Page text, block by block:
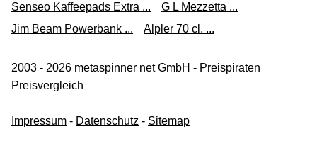
Senseo Kaffeepads Extra ...
G L Mezzetta ...
Jim Beam Powerbank ...
Alpler 70 cl. ...
2003 - 2026 metaspinner net GmbH - Preispiraten
Preisvergleich
Impressum - Datenschutz - Sitemap